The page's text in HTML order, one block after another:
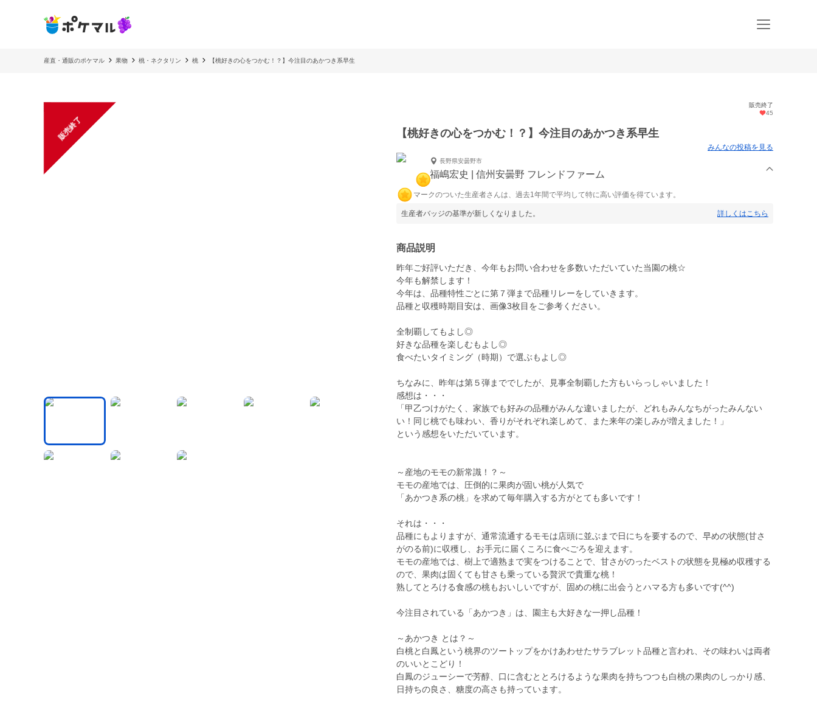
産直・通販のポケマル 果物 桃・ネクタリン 桃 【桃好きの心をつかむ！？】今注目のあかつき系早生
販売終了
販売終了
45
【桃好きの心をつかむ！？】今注目のあかつき系早生
みんなの投稿を見る
長野県安曇野市
福嶋宏史 | 信州安曇野 フレンドファーム
マークのついた生産者さんは、過去1年間で平均して特に高い評価を得ています。
生産者バッジの基準が新しくなりました。 詳しくはこちら
商品説明
昨年ご好評いただき、今年もお問い合わせを多数いただいていた当園の桃☆
今年も解禁します！
今年は、品種特性ごとに第７弾まで品種リレーをしていきます。
品種と収穫時期目安は、画像3枚目をご参考ください。
全制覇してもよし◎
好きな品種を楽しむもよし◎
食べたいタイミング（時期）で選ぶもよし◎
ちなみに、昨年は第５弾まででしたが、見事全制覇した方もいらっしゃいました！
感想は・・・
「甲乙つけがたく、家族でも好みの品種がみんな違いましたが、どれもみんなちがったみんない
い！同じ桃でも味わい、香りがそれぞれ楽しめて、また来年の楽しみが増えました！」
という感想をいただいています。
～産地のモモの新常識！？～
モモの産地では、圧倒的に果肉が固い桃が人気で
「あかつき系の桃」を求めて毎年購入する方がとても多いです！
それは・・・
品種にもよりますが、通常流通するモモは店頭に並ぶまで日にちを要するので、早めの状態(甘さ
がのる前)に収穫し、お手元に届くころに食べごろを迎えます。
モモの産地では、樹上で適熟まで実をつけることで、甘さがのったベストの状態を見極め収穫する
ので、果肉は固くても甘さも乗っている贅沢で貴重な桃！
熟してとろける食感の桃もおいしいですが、固めの桃に出会うとハマる方も多いです(^^)
今注目されている「あかつき」は、園主も大好きな一押し品種！
～あかつき とは？～
白桃と白鳳という桃界のツートップをかけあわせたサラブレット品種と言われ、その味わいは両者
のいいとこどり！
白鳳のジューシーで芳醇、口に含むととろけるような果肉を持ちつつも白桃の果肉のしっかり感、
日持ちの良さ、糖度の高さも持っています。